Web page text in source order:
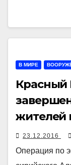
В МИРЕ
Красный
жителей
23.12.2016
Операция по